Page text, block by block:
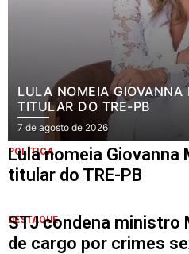
LULA NOMEIA GIOVANNA
TITULAR DO TRE-PB
7 de agosto de 2026
POLÍTICA
Lula nomeia Giovanna
titular do TRE-PB
DESTAQUE
STJ condena ministro
de cargo por crimes